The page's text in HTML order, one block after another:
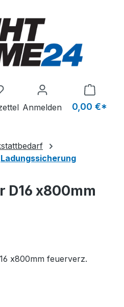
Du hast 0 Produkte auf dem
Anmelden 0,00 €*
Ladungssicherung
D16 x800mm